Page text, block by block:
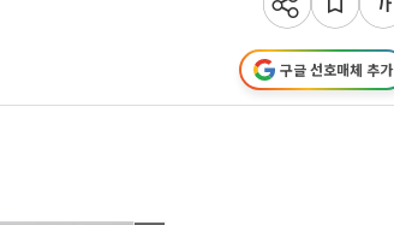
구글 선호매체 추가